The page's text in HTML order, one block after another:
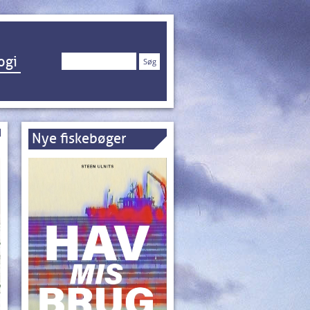
Søg
Nye fiskebøger